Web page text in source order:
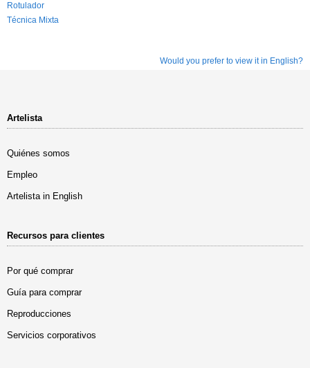
Rotulador
Técnica Mixta
Would you prefer to view it in English?
Artelista
Quiénes somos
Empleo
Artelista in English
Recursos para clientes
Por qué comprar
Guía para comprar
Reproducciones
Servicios corporativos